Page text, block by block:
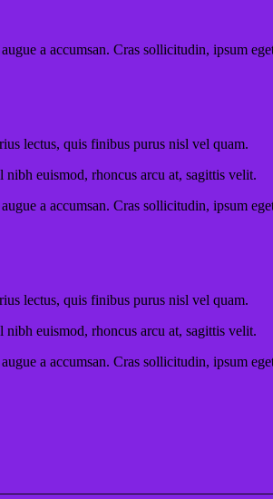
a accumsan. Cras sollicitudin, ipsum
lectus, quis finibus purus nisl vel quam.
euismod, rhoncus arcu at, sagittis velit.
a accumsan. Cras sollicitudin, ipsum
lectus, quis finibus purus nisl vel quam.
euismod, rhoncus arcu at, sagittis velit.
a accumsan. Cras sollicitudin, ipsum